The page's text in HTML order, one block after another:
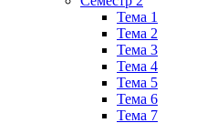
Тема 1
Тема 2
Тема 3
Тема 4
Тема 5
Тема 6
Тема 7